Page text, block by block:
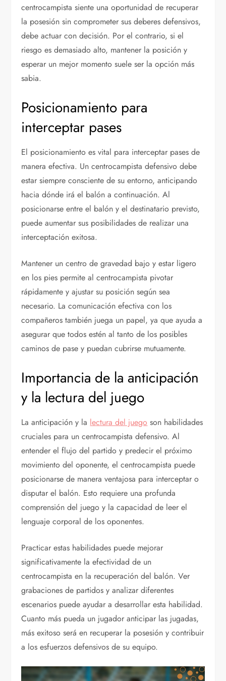
centrocampista siente una oportunidad de recuperar
la posesión sin comprometer sus deberes defensivos,
debe actuar con decisión. Por el contrario, si el
riesgo es demasiado alto, mantener la posición y
esperar un mejor momento suele ser la opción más
sabia.
Posicionamiento para
interceptar pases
El posicionamiento es vital para interceptar pases de
manera efectiva. Un centrocampista defensivo debe
estar siempre consciente de su entorno, anticipando
hacia dónde irá el balón a continuación. Al
posicionarse entre el balón y el destinatario previsto,
puede aumentar sus posibilidades de realizar una
interceptación exitosa.
Mantener un centro de gravedad bajo y estar ligero
en los pies permite al centrocampista pivotar
rápidamente y ajustar su posición según sea
necesario. La comunicación efectiva con los
compañeros también juega un papel, ya que ayuda a
asegurar que todos estén al tanto de los posibles
caminos de pase y puedan cubrirse mutuamente.
Importancia de la anticipación
y la lectura del juego
La anticipación y la lectura del juego son habilidades
cruciales para un centrocampista defensivo. Al
entender el flujo del partido y predecir el próximo
movimiento del oponente, el centrocampista puede
posicionarse de manera ventajosa para interceptar o
disputar el balón. Esto requiere una profunda
comprensión del juego y la capacidad de leer el
lenguaje corporal de los oponentes.
Practicar estas habilidades puede mejorar
significativamente la efectividad de un
centrocampista en la recuperación del balón. Ver
grabaciones de partidos y analizar diferentes
escenarios puede ayudar a desarrollar esta habilidad.
Cuanto más pueda un jugador anticipar las jugadas,
más exitoso será en recuperar la posesión y contribuir
a los esfuerzos defensivos de su equipo.